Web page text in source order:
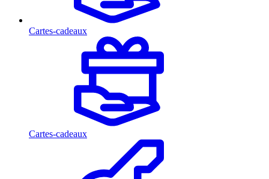
Cartes-cadeaux
Cartes-cadeaux